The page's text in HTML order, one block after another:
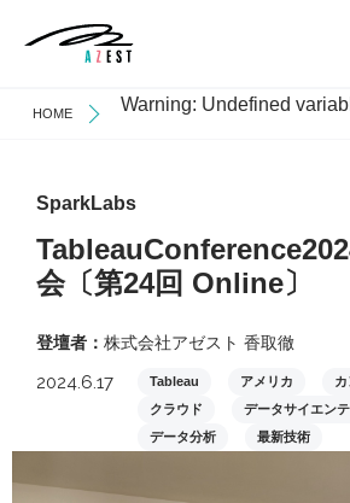
HOME Warning: Undefined
SparkLabs
会〔第24回 Online〕
登壇者： 株式会社アゼスト 香取徹
2024.6.17 Tableau アメリカ
クラウド
データサイエン
データ分析
最新技術